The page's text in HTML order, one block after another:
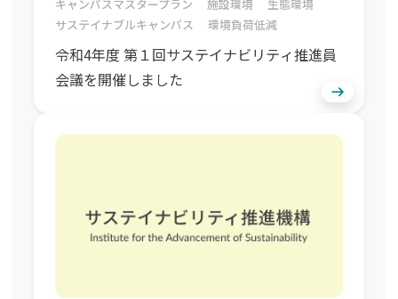
キャンパスマスタープラン
施設環境
生態環境
サステイナブルキャンパス
環境負荷低減
令和4年度 第１回サステイナビリティ推進員
会議を開催しました